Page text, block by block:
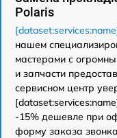
Polaris
нашем
мастерами с
и запчасти
сервисном центр
-15% дешевле при
форму заказа